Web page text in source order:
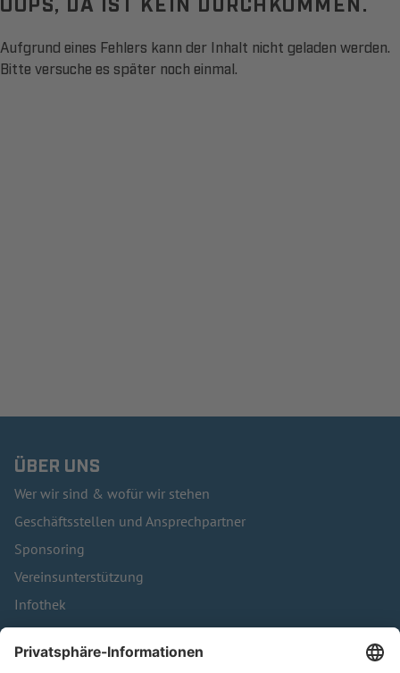
Aufgrund eines Fehlers kann der Inhalt nicht geladen werden.
Bitte versuche es später noch einmal.
ÜBER UNS
Wer wir sind & wofür wir stehen
Geschäftsstellen und Ansprechpartner
Sponsoring
Vereinsunterstützung
Infothek
Kontakt